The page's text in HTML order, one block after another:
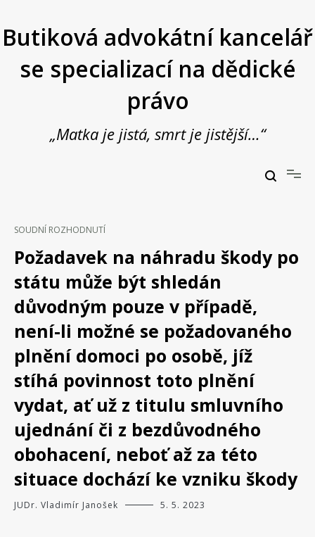
obsah
Butiková advokátní kancelář
se specializací na dědické
právo
„Matka je jistá, smrt je jistější…“
SOUDNÍ ROZHODNUTÍ
Požadavek na náhradu škody po
státu může být shledán
důvodným pouze v případě,
není-li možné se požadovaného
plnění domoci po osobě, jíž
stíhá povinnost toto plnění
vydat, ať už z titulu smluvního
ujednání či z bezdůvodného
obohacení, neboť až za této
situace dochází ke vzniku škody
JUDr. Vladimír Janošek 5. 5. 2023